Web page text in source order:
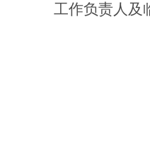
工作负责人及